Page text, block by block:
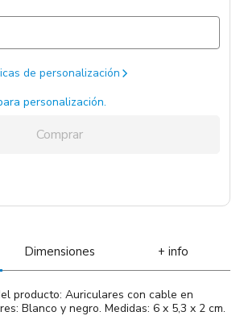
/ . 10.434 un.
7844 un.
de personalización
personalización.
Comprar
Dimensiones + info
producto: Auriculares con cable en
Blanco y negro. Medidas: 6 x 5,3 x 2 cm.